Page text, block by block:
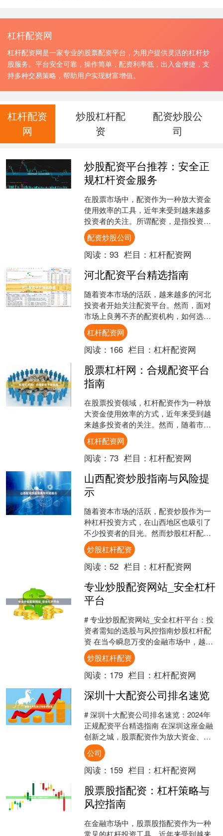
杠杆配资网
杠杆配资网是一家专业的股票配资平台，为用户提供灵活的杠杆炒
股服务。平台安全可靠，操作简单，配资利率低，出入金便捷，支
持多种交易策略，帮助用户实现财富增值。
杠杆配资
网
炒股杠杆配
资
配资炒股公
司
炒股配资平台推荐：安全正
规杠杆资金服务
在股票市场中，配资作为一种放大资金
使用效率的工具，近年来受到越来越多
投资者的关注。所谓配资，是指投资者
通过平台提供的杠杆资金，以自有资金
作为保证金，获得数倍于本....
配资炒股公司
阅读： 93 栏目： 杠杆配资网
河北配资平台精选指南
随着资本市场的活跃，越来越多的河北
投资者开始关注配资平台。然而，面对
市场上良莠不齐的配资机构，如何选择
一家安全、合规的配资平台成为投资者
最关心的问题。本文将为您....
杠杆配资网
阅读： 166 栏目： 杠杆配资网
股票杠杆网：合规配资平台
指南
在股票投资领域，杠杆配资作为一种放
大资金使用效率的方式，近年来受到越
来越多投资者的关注。然而，随着市场
需求的增长，各类配资平台层出不穷，
其中不乏违规操作甚至诈骗....
杠杆配资网
阅读： 73 栏目： 杠杆配资网
山西配资炒股指南与风险提
示
随着资本市场的活跃，配资炒股作为一
种杠杆投资方式，在山西地区也吸引了
不少投资者的目光。然而炒股杠杆配
资，高收益往往伴随着高风险。本文将
为您提供一份详尽的山西配资....
炒股杠杆配资
阅读： 52 栏目： 杠杆配资网
专业炒股配资网站_安全杠杆
平台
# 专业炒股配资网站_安全杠杆平台：投
资者需知的选股与风控指南炒股杠杆配
资 在当今瞬息万变的金融市场中，越来
越多的投资者开始关注杠杆交易带来的
收益放大效应。然而....
炒股杠杆配资
阅读： 179 栏目： 杠杆配资网
深圳十大配资公司排名速览
# 深圳十大配资公司排名速览：2024年
正规配资平台精选指南 在深圳这座金融
创新之城，股票配资作为放大资金、提
升收益的重要工具，一直备受投资者关
注。然而，面对市....
公司
阅读： 159 栏目： 杠杆配资网
股票股指配资：杠杆策略与
风控指南
在金融市场中，股票股指配资作为一种
常见的杠杆投资工具，近年来受到越来